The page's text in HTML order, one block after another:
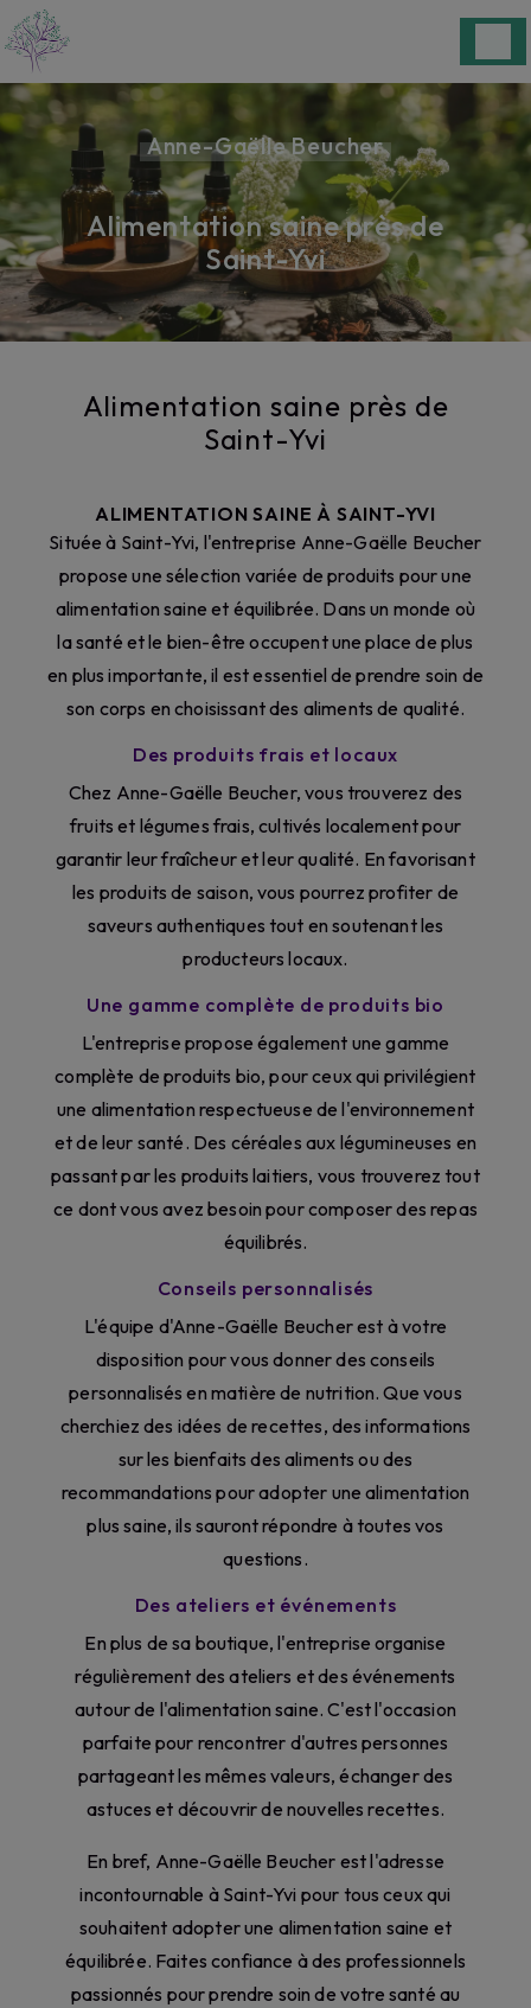
Anne-Gaëlle Beucher
Alimentation saine près de
Saint-Yvi
Alimentation saine près de
Saint-Yvi
ALIMENTATION SAINE À SAINT-YVI
Située à Saint-Yvi, l'entreprise Anne-Gaëlle Beucher
propose une sélection variée de produits pour une
alimentation saine et équilibrée. Dans un monde où
la santé et le bien-être occupent une place de plus
en plus importante, il est essentiel de prendre soin de
son corps en choisissant des aliments de qualité.
Des produits frais et locaux
Chez Anne-Gaëlle Beucher, vous trouverez des
fruits et légumes frais, cultivés localement pour
garantir leur fraîcheur et leur qualité. En favorisant
les produits de saison, vous pourrez profiter de
saveurs authentiques tout en soutenant les
producteurs locaux.
Une gamme complète de produits bio
L'entreprise propose également une gamme
complète de produits bio, pour ceux qui privilégient
une alimentation respectueuse de l'environnement
et de leur santé. Des céréales aux légumineuses en
passant par les produits laitiers, vous trouverez tout
ce dont vous avez besoin pour composer des repas
équilibrés.
Conseils personnalisés
L'équipe d'Anne-Gaëlle Beucher est à votre
disposition pour vous donner des conseils
personnalisés en matière de nutrition. Que vous
cherchiez des idées de recettes, des informations
sur les bienfaits des aliments ou des
recommandations pour adopter une alimentation
plus saine, ils sauront répondre à toutes vos
questions.
Des ateliers et événements
En plus de sa boutique, l'entreprise organise
régulièrement des ateliers et des événements
autour de l'alimentation saine. C'est l'occasion
parfaite pour rencontrer d'autres personnes
partageant les mêmes valeurs, échanger des
astuces et découvrir de nouvelles recettes.
En bref, Anne-Gaëlle Beucher est l'adresse
incontournable à Saint-Yvi pour tous ceux qui
souhaitent adopter une alimentation saine et
équilibrée. Faites confiance à des professionnels
passionnés pour prendre soin de votre santé au
Panneau de gestion des cookies